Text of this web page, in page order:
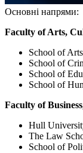
Основні напрями:
Faculty of Arts,
School of Arts
School of
School of
School of
Faculty of
Hull
The Law
School of